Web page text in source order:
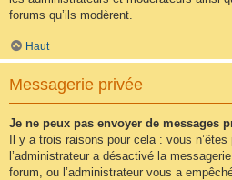
forums qu’ils modèrent.
Haut
Messagerie privée
Je ne peux pas envoyer de messages
Il y a trois raisons pour cela : vous
l’administrateur a désactivé la
forum, ou l’administrateur vous a